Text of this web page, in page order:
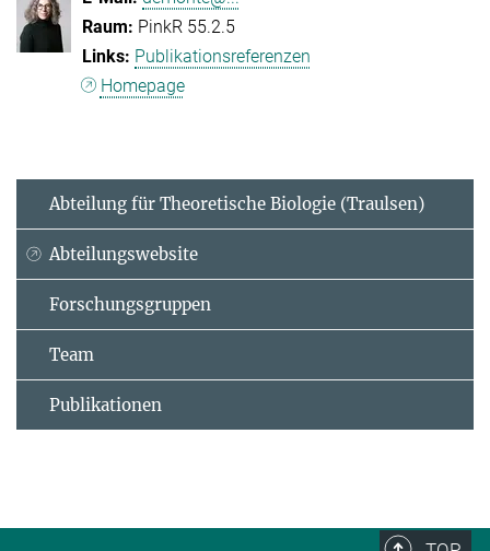
PinkR 55.2.5
Publikationsreferenzen
Homepage
Abteilung für Theoretische Biologie (Traulsen)
Abteilungswebsite
Forschungsgruppen
Team
Publikationen